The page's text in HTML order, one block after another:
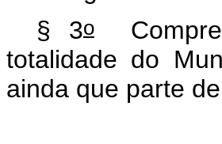
§ 3o
totalidade do
ainda que parte